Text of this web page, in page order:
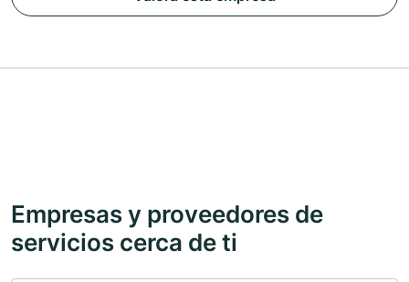
Empresas y proveedores de
servicios cerca de ti